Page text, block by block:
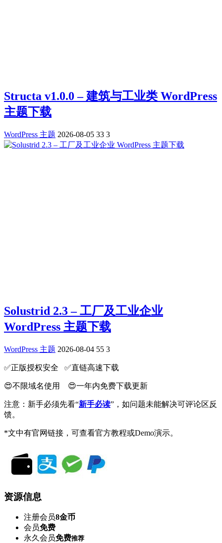
Structa v1.0.0 – 建筑与工业类 WordPress
主题下载
WordPress 主题 2026-08-05 33 3
Solustrid 2.3 – 工厂及工业企业
WordPress 主题下载
WordPress 主题 2026-08-04 55 3
✅️正版授权安全 ✅️直链高速下载
😍不限域名使用 😍一年内免费下载更新
注意：新手必须先看“新手必读”，如问题未能解决可评论区反
馈。
*文中有官网链接，可查看官方教程或Demo演示。
资源信息
注册会员8金币
会员免费
永久会员免费推荐